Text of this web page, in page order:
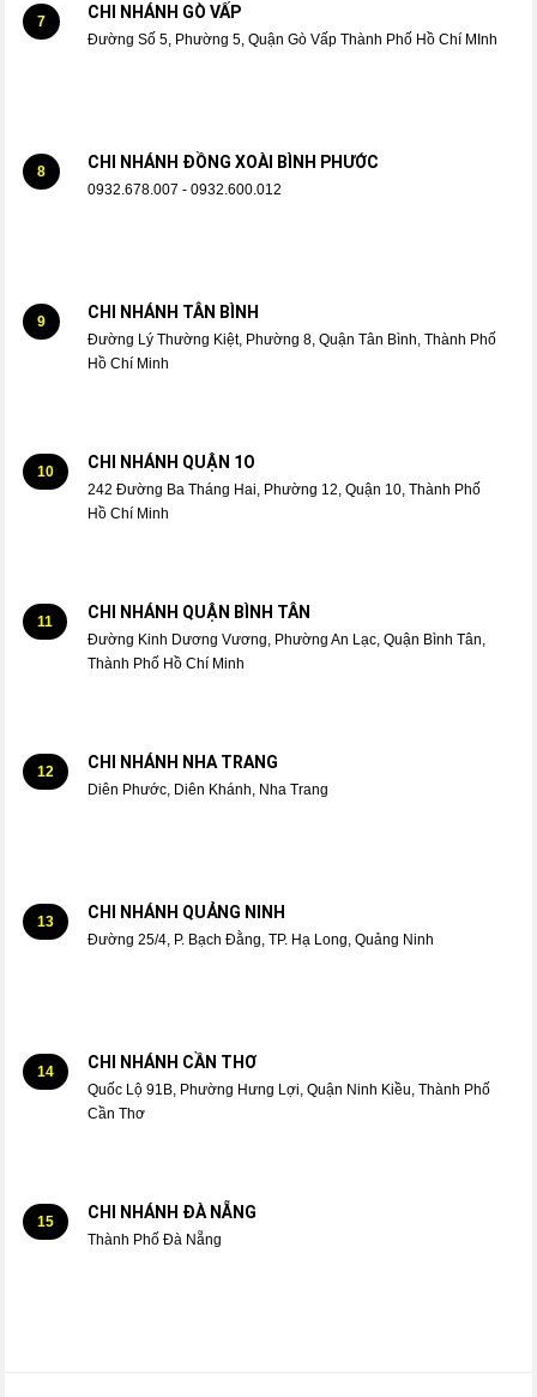
7 CHI NHÁNH GÒ VẤP
Đường Số 5, Phường 5, Quận Gò Vấp Thành Phố Hồ Chí MInh
8 CHI NHÁNH ĐỒNG XOÀI BÌNH PHƯỚC
0932.678.007 - 0932.600.012
9 CHI NHÁNH TÂN BÌNH
Đường Lý Thường Kiệt, Phường 8, Quận Tân Bình, Thành Phố
Hồ Chí Minh
10 CHI NHÁNH QUẬN 1O
242 Đường Ba Tháng Hai, Phường 12, Quận 10, Thành Phố
Hồ Chí Minh
11 CHI NHÁNH QUẬN BÌNH TÂN
Đường Kinh Dương Vương, Phường An Lạc, Quận Bình Tân,
Thành Phố Hồ Chí Minh
12 CHI NHÁNH NHA TRANG
Diên Phước, Diên Khánh, Nha Trang
13 CHI NHÁNH QUẢNG NINH
Đường 25/4, P. Bạch Đằng, TP. Hạ Long, Quảng Ninh
14 CHI NHÁNH CẦN THƠ
Quốc Lộ 91B, Phường Hưng Lợi, Quận Ninh Kiều, Thành Phố
Cần Thơ
15 CHI NHÁNH ĐÀ NẴNG
Thành Phố Đà Nẵng